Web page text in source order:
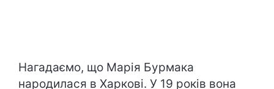
Нагадаємо, що Марія Бурмака
народилася в Харкові. У 19 років вона